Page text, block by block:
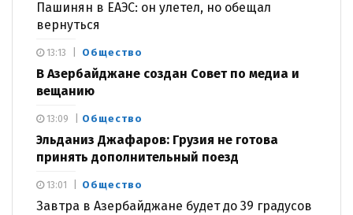
Пашинян в ЕАЭС: он улетел, но обещал
вернуться
Общество
В Азербайджане создан Совет по медиа и
вещанию
13:13
Общество
Эльданиз Джафаров: Грузия не готова
принять дополнительный поезд
13:09
Общество
Завтра в Азербайджане будет до 39 градусов
13:01